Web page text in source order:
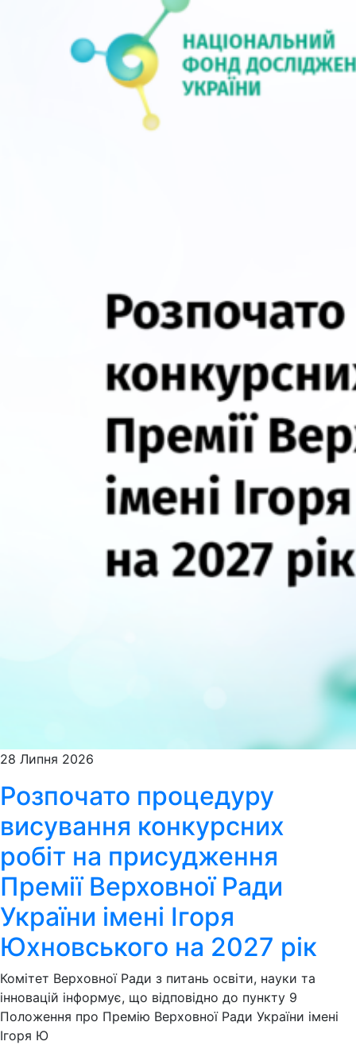
28 Липня 2026
Розпочато процедуру
висування конкурсних
робіт на присудження
Премії Верховної Ради
України імені Ігоря
Юхновського на 2027 рік
Комітет Верховної Ради з питань освіти, науки та
інновацій інформує, що відповідно до пункту 9
Положення про Премію Верховної Ради України імені
Ігоря Ю